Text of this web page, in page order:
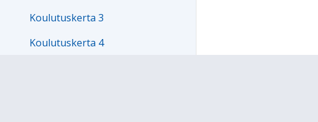
Koulutuskerta 3
Koulutuskerta 4